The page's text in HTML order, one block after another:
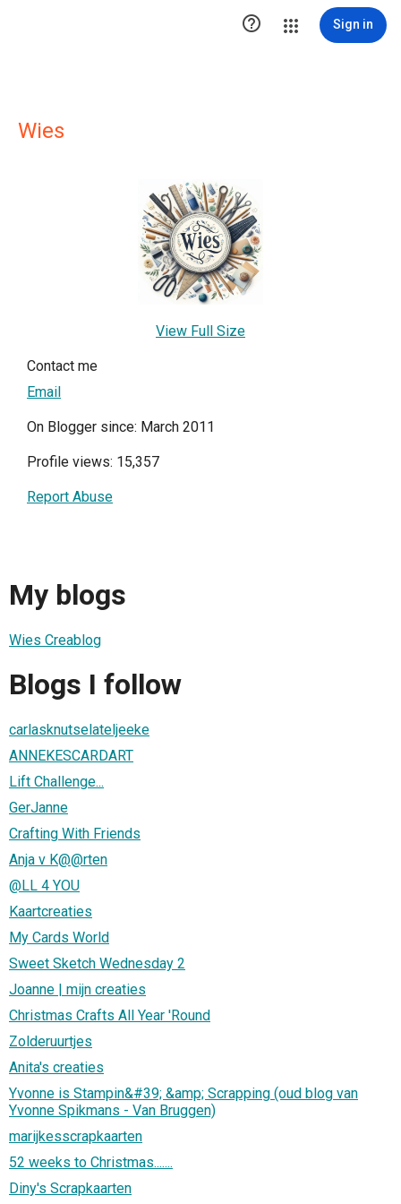
 Sign in
Wies
View Full Size
Contact me
Email
On Blogger since: March 2011
Profile views: 15,357
Report Abuse
My blogs
Wies Creablog
Blogs I follow
carlasknutselateljeeke
ANNEKESCARDART
Lift Challenge...
GerJanne
Crafting With Friends
Anja v K@@rten
@LL 4 YOU
Kaartcreaties
My Cards World
Sweet Sketch Wednesday 2
Joanne | mijn creaties
Christmas Crafts All Year 'Round
Zolderuurtjes
Anita's creaties
Yvonne is Stampin&#39; &amp; Scrapping (oud blog van
Yvonne Spikmans - Van Bruggen)
marijkesscrapkaarten
52 weeks to Christmas.......
Diny's Scrapkaarten